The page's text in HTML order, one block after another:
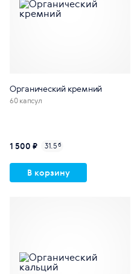
Органический кремний
60 капсул
1 500 ₽ 31.5б
В корзину